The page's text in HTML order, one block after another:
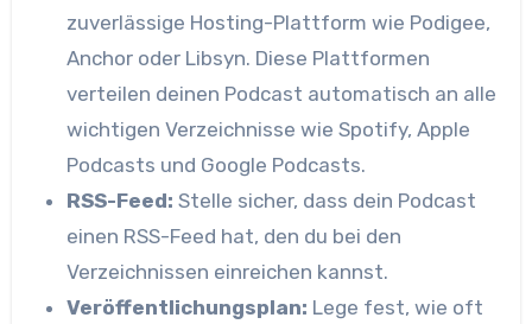
zuverlässige Hosting-Plattform wie Podigee,
Anchor oder Libsyn. Diese Plattformen
verteilen deinen Podcast automatisch an alle
wichtigen Verzeichnisse wie Spotify, Apple
Podcasts und Google Podcasts.
RSS-Feed: Stelle sicher, dass dein Podcast
einen RSS-Feed hat, den du bei den
Verzeichnissen einreichen kannst.
Veröffentlichungsplan: Lege fest, wie oft